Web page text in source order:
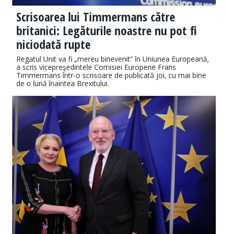
Scrisoarea lui Timmermans către
britanici: Legăturile noastre nu pot fi
niciodată rupte
Regatul Unit va fi „mereu binevenit” în Uniunea Europeană,
a scris vicepreşedintele Comisiei Europene Frans
Timmermans într-o scrisoare de publicată joi, cu mai bine
de o lună înaintea Brexitului.